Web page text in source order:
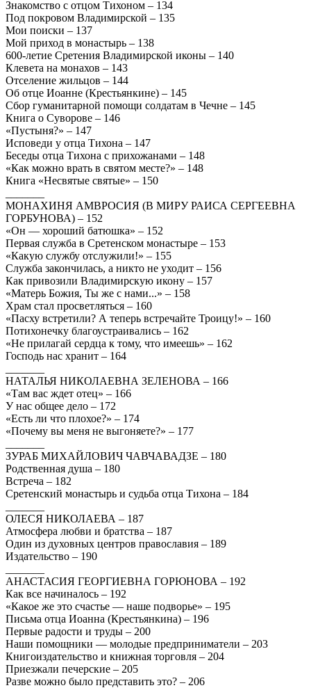
Знакомство с отцом Тихоном – 134
Под покровом Владимирской – 135
Мои поиски – 137
Мой приход в монастырь – 138
600-летие Сретения Владимирской иконы – 140
Клевета на монахов – 143
Отселение жильцов – 144
Об отце Иоанне (Крестьянкине) – 145
Сбор гуманитарной помощи солдатам в Чечне – 145
Книга о Суворове – 146
«Пустыня?» – 147
Исповеди у отца Тихона – 147
Беседы отца Тихона с прихожанами – 148
«Как можно врать в святом месте?» – 148
Книга «Несвятые святые» – 150
МОНАХИНЯ АМВРОСИЯ (В МИРУ РАИСА СЕРГЕЕВНА
ГОРБУНОВА) – 152
«Он — хороший батюшка» – 152
Первая служба в Сретенском монастыре – 153
«Какую службу отслужили!» – 155
Служба закончилась, а никто не уходит – 156
Как привозили Владимирскую икону – 157
«Матерь Божия, Ты же с нами...» – 158
Храм стал просветляться – 160
«Пасху встретили? А теперь встречайте Троицу!» – 160
Потихонечку благоустраивались – 162
«Не прилагай сердца к тому, что имеешь» – 162
Господь нас хранит – 164
НАТАЛЬЯ НИКОЛАЕВНА ЗЕЛЕНОВА – 166
«Там вас ждет отец» – 166
У нас общее дело – 172
«Есть ли что плохое?» – 174
«Почему вы меня не выгоняете?» – 177
ЗУРАБ МИХАЙЛОВИЧ ЧАВЧАВАДЗЕ – 180
Родственная душа – 180
Встреча – 182
Сретенский монастырь и судьба отца Тихона – 184
ОЛЕСЯ НИКОЛАЕВА – 187
Атмосфера любви и братства – 187
Один из духовных центров православия – 189
Издательство – 190
АНАСТАСИЯ ГЕОРГИЕВНА ГОРЮНОВА – 192
Как все начиналось – 192
«Какое же это счастье — наше подворье» – 195
Письма отца Иоанна (Крестьянкина) – 196
Первые радости и труды – 200
Наши помощники — молодые предприниматели – 203
Книгоиздательство и книжная торговля – 204
Приезжали печерские – 205
Разве можно было представить это? – 206